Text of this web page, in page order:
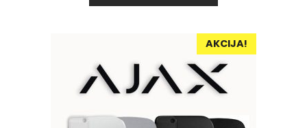
AKCIJA!